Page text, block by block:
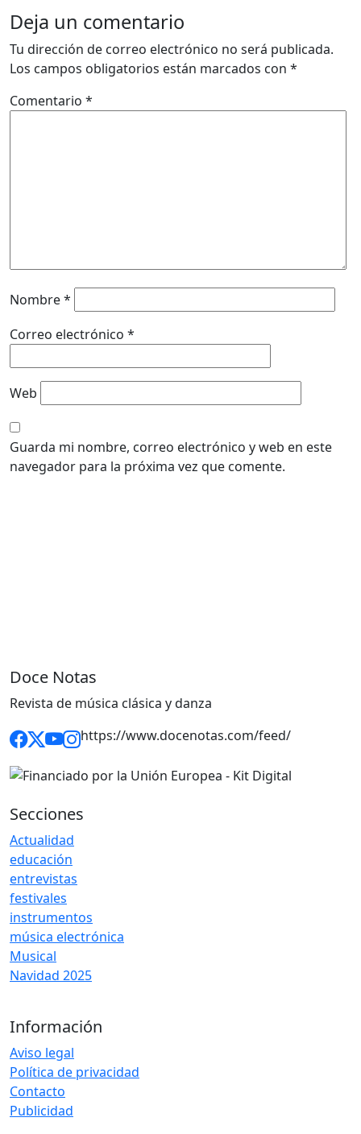
Deja un comentario
Tu dirección de correo electrónico no será publicada.
Los campos obligatorios están marcados con *
Comentario *
Nombre*
Correo electrónico *
Web
Guarda mi nombre, correo electrónico y web en este
navegador para la próxima vez que comente.
Doce Notas
Revista de música clásica y danza
https://www.docenotas.com/feed/
Secciones
Actualidad
educación
entrevistas
festivales
instrumentos
música electrónica
Musical
Navidad 2025
Información
Aviso legal
Política de privacidad
Contacto
Publicidad